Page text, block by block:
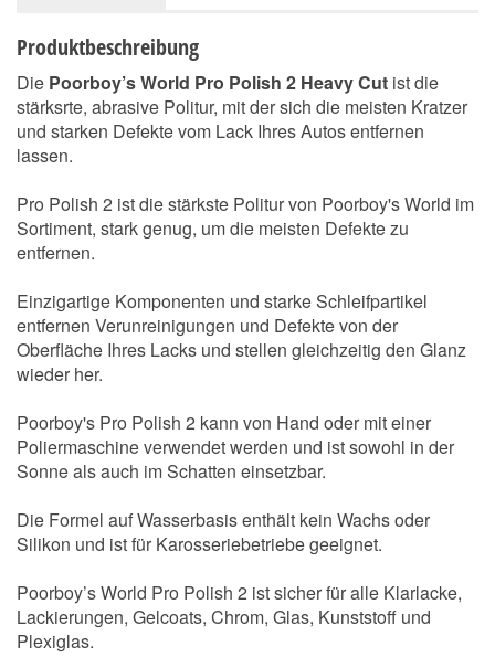
Produktbeschreibung
Die Poorboy’s World Pro Polish 2 Heavy Cut ist die
stärksrte, abrasive Politur, mit der sich die meisten Kratzer
und starken Defekte vom Lack Ihres Autos entfernen
lassen.
Pro Polish 2 ist die stärkste Politur von Poorboy's World im
Sortiment, stark genug, um die meisten Defekte zu
entfernen.
Einzigartige Komponenten und starke Schleifpartikel
entfernen Verunreinigungen und Defekte von der
Oberfläche Ihres Lacks und stellen gleichzeitig den Glanz
wieder her.
Poorboy's Pro Polish 2 kann von Hand oder mit einer
Poliermaschine verwendet werden und ist sowohl in der
Sonne als auch im Schatten einsetzbar.
Die Formel auf Wasserbasis enthält kein Wachs oder
Silikon und ist für Karosseriebetriebe geeignet.
Poorboy’s World Pro Polish 2 ist sicher für alle Klarlacke,
Lackierungen, Gelcoats, Chrom, Glas, Kunststoff und
Plexiglas.